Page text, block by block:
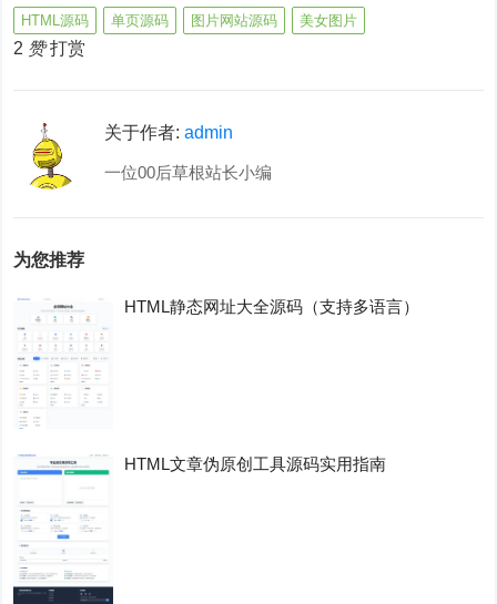
HTML源码 单页源码 图片网站源码 美女图片
2 赞 打赏
关于作者:admin
一位00后草根站长小编
为您推荐
HTML静态网址大全源码（支持多语言）
HTML文章伪原创工具源码实用指南